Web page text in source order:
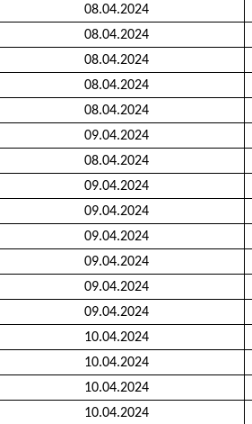
08.04.2024
08.04.2024
08.04.2024
08.04.2024
08.04.2024
09.04.2024
08.04.2024
09.04.2024
09.04.2024
09.04.2024
09.04.2024
09.04.2024
09.04.2024
10.04.2024
10.04.2024
10.04.2024
10.04.2024